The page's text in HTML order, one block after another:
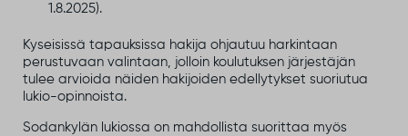
1.8.2025).
Kyseisissä tapauksissa hakija ohjautuu harkintaan
perustuvaan valintaan, jolloin koulutuksen järjestäjän
tulee arvioida näiden hakijoiden edellytykset suoriutua
lukio-opinnoista.
Sodankylän lukiossa on mahdollista suorittaa myös